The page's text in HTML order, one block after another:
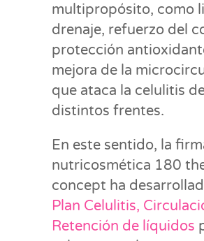
multipropósito, como
drenaje, refuerzo del
protección
mejora de la
que ataca la celulitis
distintos frentes.
En este sentido, la
nutricosmética 180
concept ha
Plan Celulitis,
Retención de líquidos